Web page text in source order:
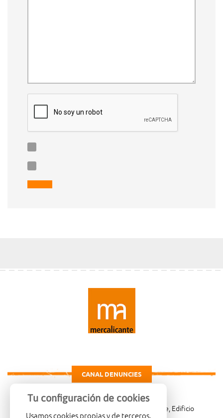
CANAL DENUNCIES
Carretera de Madrid Km. 4, 03007 Alicante, Edificio
Tu configuración de cookies
Usamos cookies propias y de terceros.